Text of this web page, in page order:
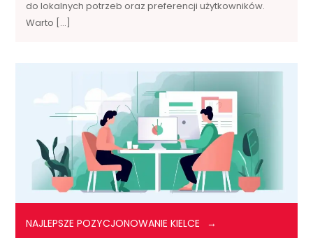
do lokalnych potrzeb oraz preferencji użytkowników.
Warto […]
NAJLEPSZE POZYCJONOWANIE KIELCE